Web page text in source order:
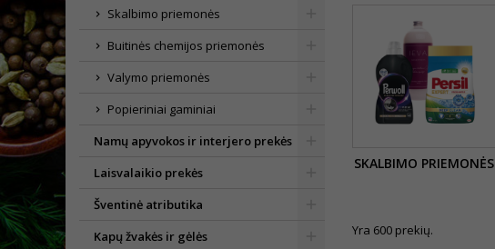
Skalbimo priemonės
Buitinės chemijos priemonės
Valymo priemonės
Popieriniai gaminiai
Namų apyvokos ir interjero prekės
Laisvalaikio prekės
Šventinė atributika
Kapų žvakės ir gėlės
SKALBIMO PRIEMONĖS
Yra 600 prekių.